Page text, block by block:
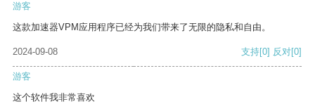
游客
这款加速器VPM应用程序已经为我们带来了无限的隐私和自由。
2024-09-08 支持[0] 反对[0]
游客
这个软件我非常喜欢